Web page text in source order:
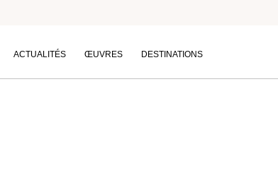
ACTUALITÉS ŒUVRES DESTINATIONS